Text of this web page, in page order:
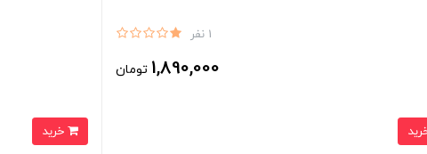
1 نفر
1,890,000 تومان
خرید